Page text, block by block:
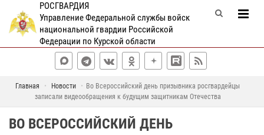
РОСГВАРДИЯ
Управление Федеральной службы войск
национальной гвардии Российской
Федерации по Курской области
Главная Новости
Во Всероссийский день призывника росгвардейцы
записали видеообращения к будущим защитникам Отечества
ВО ВСЕРОССИЙСКИЙ ДЕНЬ